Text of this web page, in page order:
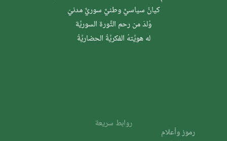
كيانٌ سياسيٌّ وطنيٌّ سوريٌّ مدنيّ
وُلدَ من رحم الثَّورة السوريَّة
له هويَّتهُ الفكريَّةُ الحضاريَّةُ
روابط سريعة
رموز وأعلام